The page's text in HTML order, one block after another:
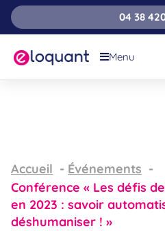
04 38
Menu
Accueil
Événements
Conférence « Les défis
en 2023 : savoir
déshumaniser ! »